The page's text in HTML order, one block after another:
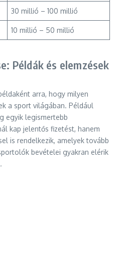
30 millió – 100 millió
10 millió – 50 millió
Példák és elemzések
arra, hogy milyen
a sport világában. Például
egyik legismertebb
kap jelentős fizetést, hanem
is rendelkezik, amelyek tovább
bevételei gyakran elérik